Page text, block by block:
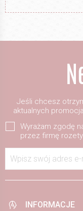
Jeśli chcesz
aktualnych
Wyrażam zgodę
przez firmę
Wpisz swój adres e-
INFORMACJE